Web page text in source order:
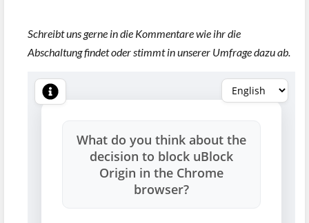
Schreibt uns gerne in die Kommentare wie ihr die
Abschaltung findet oder stimmt in unserer Umfrage dazu ab.